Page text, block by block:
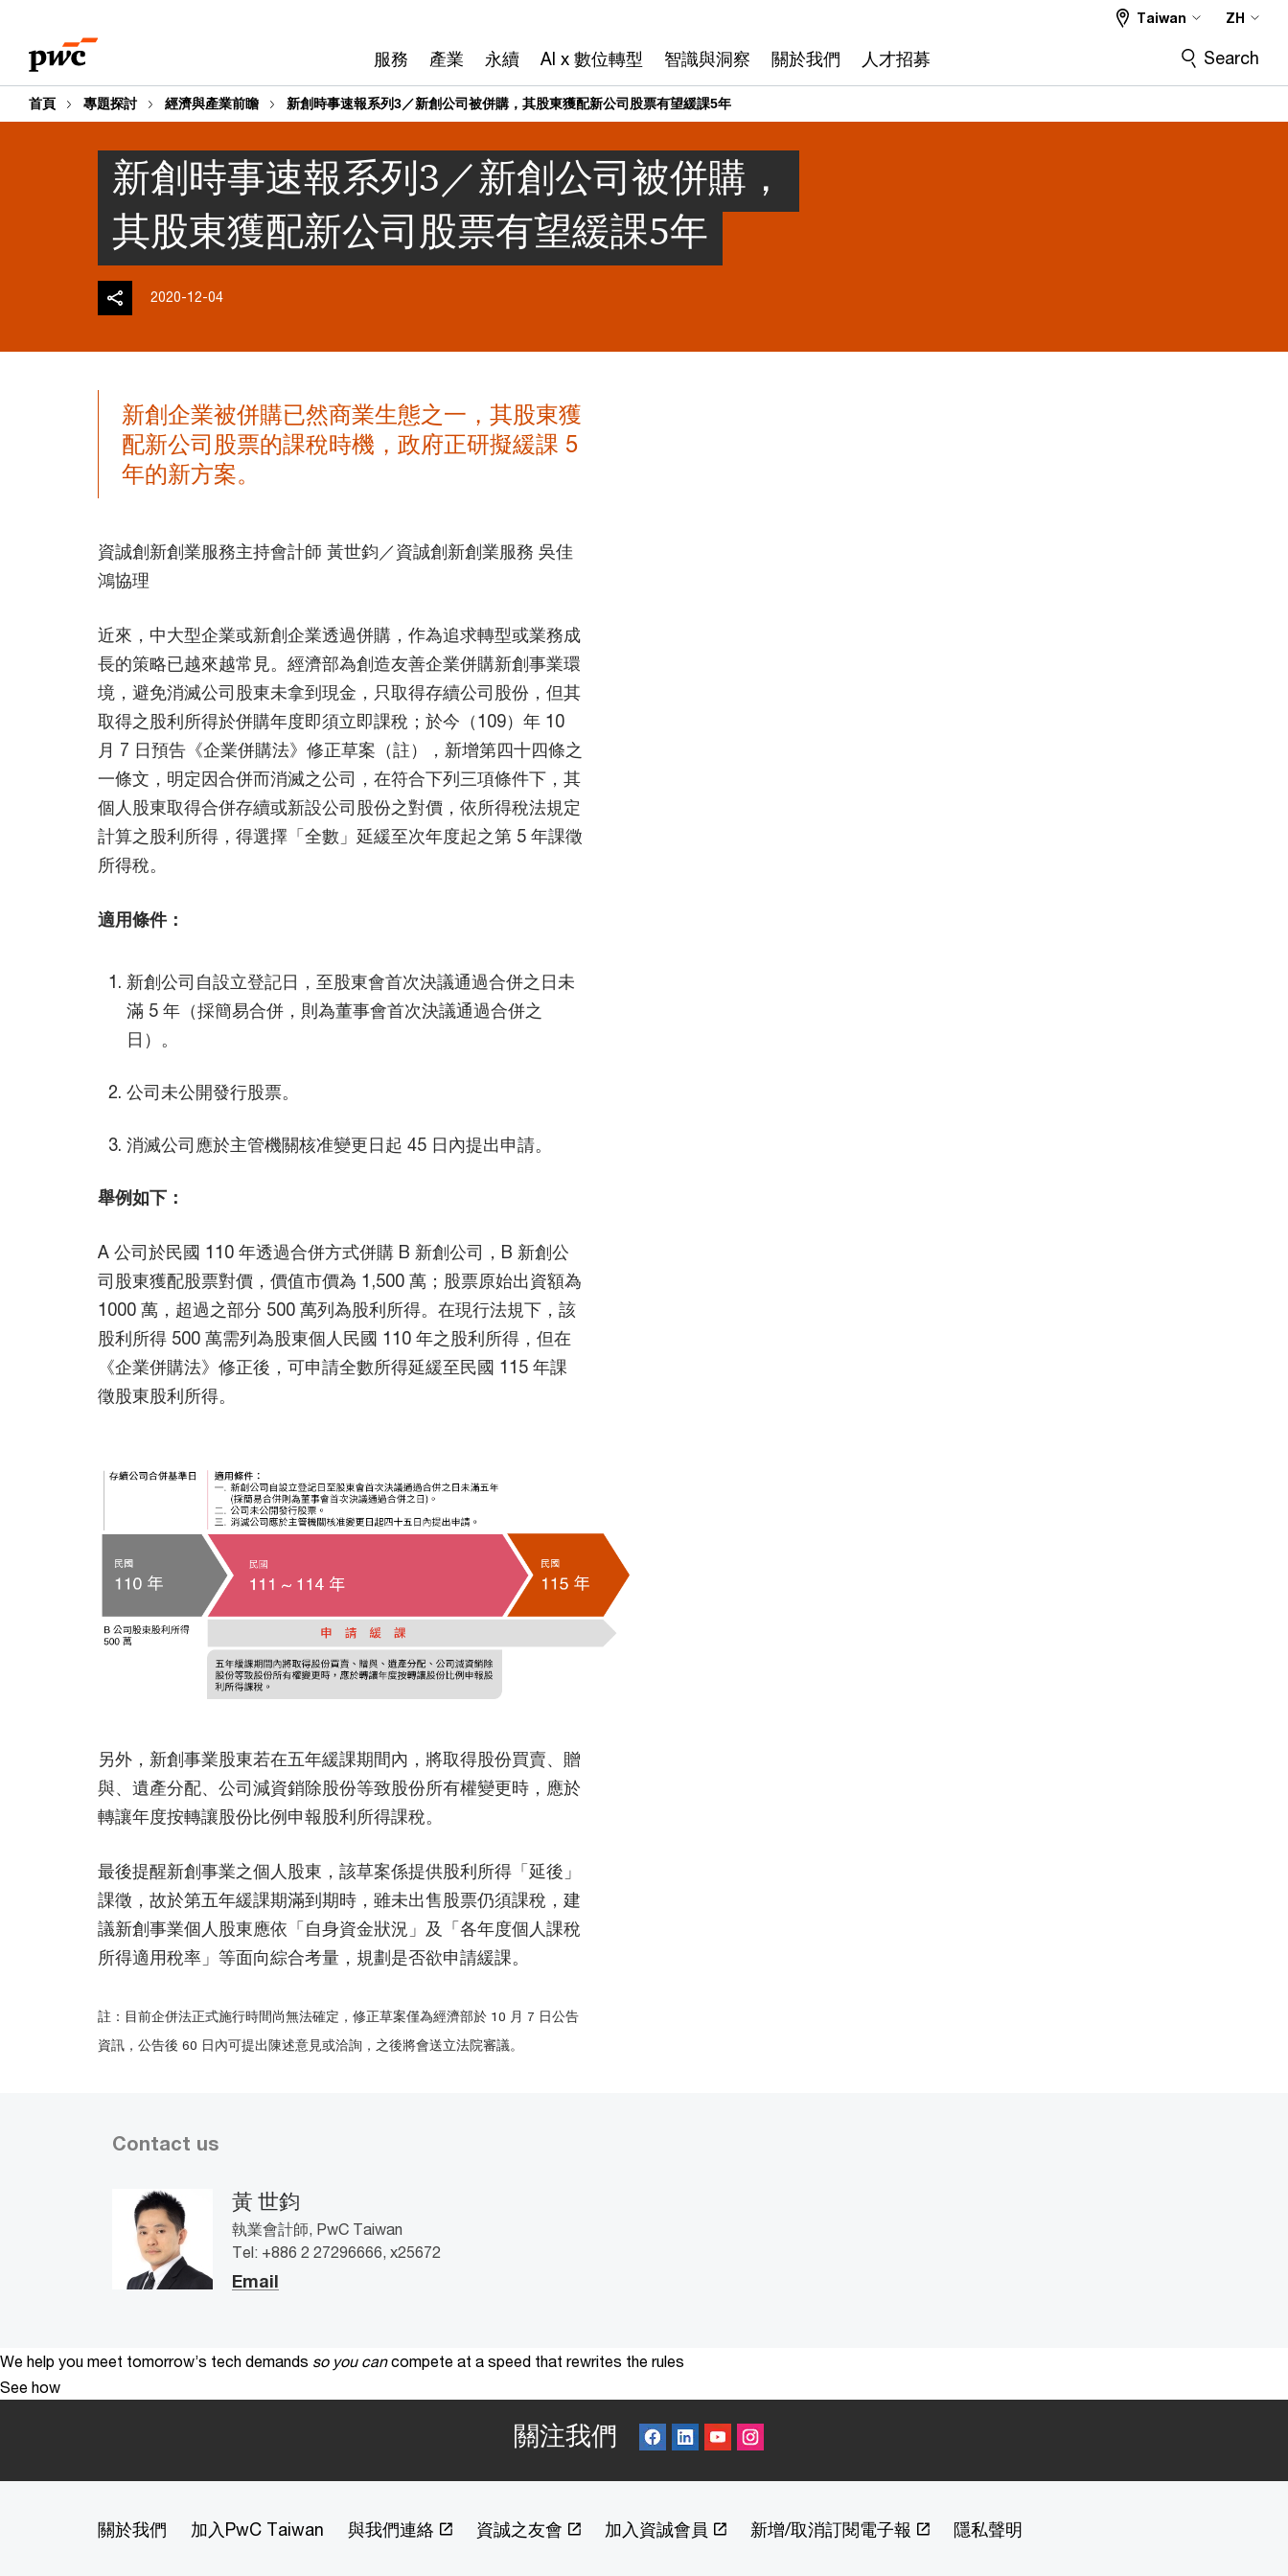
content
footer
服務 產業 永續 AI x 數位轉型 智識與洞察 關於我們 人才招募
Taiwan ZH
Search
首頁 專題探討 經濟與產業前瞻 新創時事速報系列3／新創公司被併購，其股東獲配新公司股票有望緩課5年
新創時事速報系列3／新創公司被併購，
其股東獲配新公司股票有望緩課5年
2020-12-04
新創企業被併購已然商業生態之一，其股東獲
配新公司股票的課稅時機，政府正研擬緩課 5
年的新方案。
資誠創新創業服務主持會計師 黃世鈞／資誠創新創業服務 吳佳
鴻協理
近來，中大型企業或新創企業透過併購，作為追求轉型或業務成
長的策略已越來越常見。經濟部為創造友善企業併購新創事業環
境，避免消滅公司股東未拿到現金，只取得存續公司股份，但其
取得之股利所得於併購年度即須立即課稅；於今（109）年 10
月 7 日預告《企業併購法》修正草案（註），新增第四十四條之
一條文，明定因合併而消滅之公司，在符合下列三項條件下，其
個人股東取得合併存續或新設公司股份之對價，依所得稅法規定
計算之股利所得，得選擇「全數」延緩至次年度起之第 5 年課徵
所得稅。
適用條件：
新創公司自設立登記日，至股東會首次決議通過合併之日未
滿 5 年（採簡易合併，則為董事會首次決議通過合併之
日）。
公司未公開發行股票。
消滅公司應於主管機關核准變更日起 45 日內提出申請。
舉例如下：
A 公司於民國 110 年透過合併方式併購 B 新創公司，B 新創公
司股東獲配股票對價，價值市價為 1,500 萬；股票原始出資額為
1000 萬，超過之部分 500 萬列為股利所得。在現行法規下，該
股利所得 500 萬需列為股東個人民國 110 年之股利所得，但在
《企業併購法》修正後，可申請全數所得延緩至民國 115 年課
徵股東股利所得。
另外，新創事業股東若在五年緩課期間內，將取得股份買賣、贈
與、遺產分配、公司減資銷除股份等致股份所有權變更時，應於
轉讓年度按轉讓股份比例申報股利所得課稅。
最後提醒新創事業之個人股東，該草案係提供股利所得「延後」
課徵，故於第五年緩課期滿到期時，雖未出售股票仍須課稅，建
議新創事業個人股東應依「自身資金狀況」及「各年度個人課稅
所得適用稅率」等面向綜合考量，規劃是否欲申請緩課。
註：目前企併法正式施行時間尚無法確定，修正草案僅為經濟部於 10 月 7 日公告
資訊，公告後 60 日內可提出陳述意見或洽詢，之後將會送立法院審議。
Contact us
黃 世鈞
執業會計師, PwC Taiwan
Tel: +886 2 27296666, x25672
Email
We help you meet tomorrow’s tech demands so you can compete at a speed that rewrites the rules
See how
關注我們
關於我們 加入PwC Taiwan 與我們連絡 資誠之友會 加入資誠會員 新增/取消訂閱電子報 隱私聲明